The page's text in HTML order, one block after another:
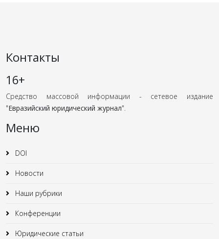
Контакты
16+
Средство массовой информации - сетевое издание
"Евразийский юридический журнал".
Меню
DOI
Новости
Наши рубрики
Конференции
Юридические статьи